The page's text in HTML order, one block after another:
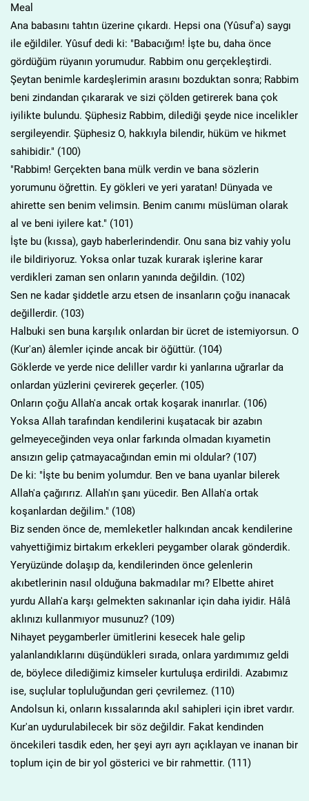
Meal
Ana babasını tahtın üzerine çıkardı. Hepsi ona (Yûsuf'a) saygı
ile eğildiler. Yûsuf dedi ki: "Babacığım! İşte bu, daha önce
gördüğüm rüyanın yorumudur. Rabbim onu gerçekleştirdi.
Şeytan benimle kardeşlerimin arasını bozduktan sonra; Rabbim
beni zindandan çıkararak ve sizi çölden getirerek bana çok
iyilikte bulundu. Şüphesiz Rabbim, dilediği şeyde nice incelikler
sergileyendir. Şüphesiz O, hakkıyla bilendir, hüküm ve hikmet
sahibidir." (100)
"Rabbim! Gerçekten bana mülk verdin ve bana sözlerin
yorumunu öğrettin. Ey gökleri ve yeri yaratan! Dünyada ve
ahirette sen benim velimsin. Benim canımı müslüman olarak
al ve beni iyilere kat." (101)
İşte bu (kıssa), gayb haberlerindendir. Onu sana biz vahiy yolu
ile bildiriyoruz. Yoksa onlar tuzak kurarak işlerine karar
verdikleri zaman sen onların yanında değildin. (102)
Sen ne kadar şiddetle arzu etsen de insanların çoğu inanacak
değillerdir. (103)
Halbuki sen buna karşılık onlardan bir ücret de istemiyorsun. O
(Kur'an) âlemler içinde ancak bir öğüttür. (104)
Göklerde ve yerde nice deliller vardır ki yanlarına uğrarlar da
onlardan yüzlerini çevirerek geçerler. (105)
Onların çoğu Allah'a ancak ortak koşarak inanırlar. (106)
Yoksa Allah tarafından kendilerini kuşatacak bir azabın
gelmeyeceğinden veya onlar farkında olmadan kıyametin
ansızın gelip çatmayacağından emin mi oldular? (107)
De ki: "İşte bu benim yolumdur. Ben ve bana uyanlar bilerek
Allah'a çağırırız. Allah'ın şanı yücedir. Ben Allah'a ortak
koşanlardan değilim." (108)
Biz senden önce de, memleketler halkından ancak kendilerine
vahyettiğimiz birtakım erkekleri peygamber olarak gönderdik.
Yeryüzünde dolaşıp da, kendilerinden önce gelenlerin
akıbetlerinin nasıl olduğuna bakmadılar mı? Elbette ahiret
yurdu Allah'a karşı gelmekten sakınanlar için daha iyidir. Hâlâ
aklınızı kullanmıyor musunuz? (109)
Nihayet peygamberler ümitlerini kesecek hale gelip
yalanlandıklarını düşündükleri sırada, onlara yardımımız geldi
de, böylece dilediğimiz kimseler kurtuluşa erdirildi. Azabımız
ise, suçlular topluluğundan geri çevrilemez. (110)
Andolsun ki, onların kıssalarında akıl sahipleri için ibret vardır.
Kur'an uydurulabilecek bir söz değildir. Fakat kendinden
öncekileri tasdik eden, her şeyi ayrı ayrı açıklayan ve inanan bir
toplum için de bir yol gösterici ve bir rahmettir. (111)